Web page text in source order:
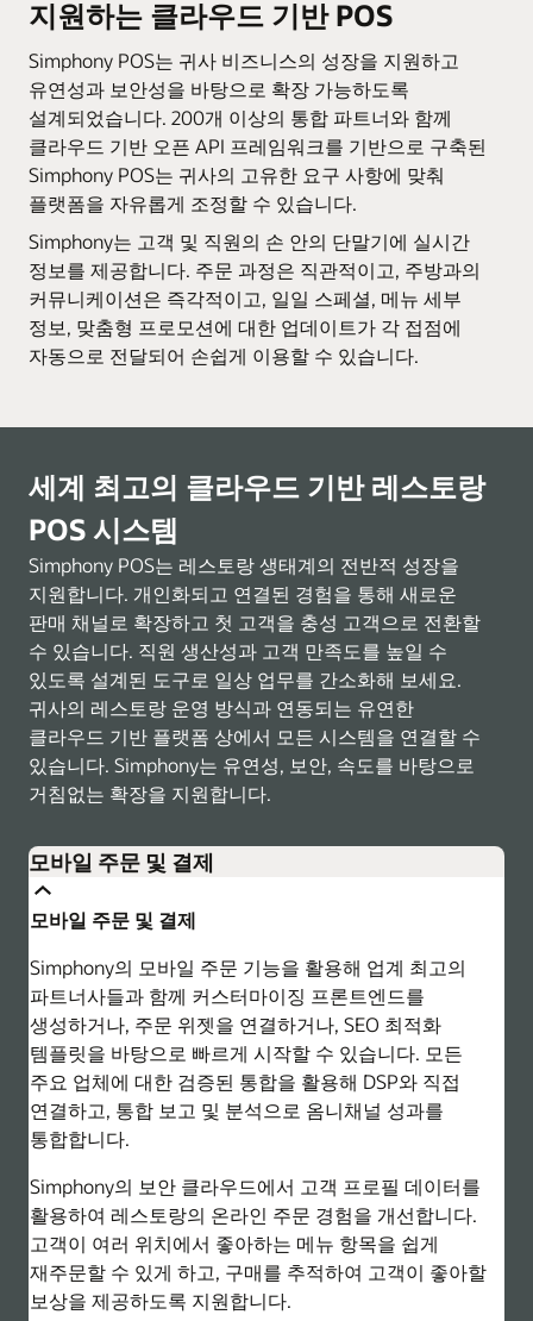
지원하는 클라우드 기반 POS
Simphony POS는 귀사 비즈니스의 성장을 지원하고
유연성과 보안성을 바탕으로 확장 가능하도록
설계되었습니다. 200개 이상의 통합 파트너와 함께
클라우드 기반 오픈 API 프레임워크를 기반으로 구축된
Simphony POS는 귀사의 고유한 요구 사항에 맞춰
플랫폼을 자유롭게 조정할 수 있습니다.
Simphony는 고객 및 직원의 손 안의 단말기에 실시간
정보를 제공합니다. 주문 과정은 직관적이고, 주방과의
커뮤니케이션은 즉각적이고, 일일 스페셜, 메뉴 세부
정보, 맞춤형 프로모션에 대한 업데이트가 각 접점에
자동으로 전달되어 손쉽게 이용할 수 있습니다.
세계 최고의 클라우드 기반 레스토랑
POS 시스템
Simphony POS는 레스토랑 생태계의 전반적 성장을
지원합니다. 개인화되고 연결된 경험을 통해 새로운
판매 채널로 확장하고 첫 고객을 충성 고객으로 전환할
수 있습니다. 직원 생산성과 고객 만족도를 높일 수
있도록 설계된 도구로 일상 업무를 간소화해 보세요.
귀사의 레스토랑 운영 방식과 연동되는 유연한
클라우드 기반 플랫폼 상에서 모든 시스템을 연결할 수
있습니다. Simphony는 유연성, 보안, 속도를 바탕으로
거침없는 확장을 지원합니다.
모바일 주문 및 결제
모바일 주문 및 결제
Simphony의 모바일 주문 기능을 활용해 업계 최고의
파트너사들과 함께 커스터마이징 프론트엔드를
생성하거나, 주문 위젯을 연결하거나, SEO 최적화
템플릿을 바탕으로 빠르게 시작할 수 있습니다. 모든
주요 업체에 대한 검증된 통합을 활용해 DSP와 직접
연결하고, 통합 보고 및 분석으로 옴니채널 성과를
통합합니다.
Simphony의 보안 클라우드에서 고객 프로필 데이터를
활용하여 레스토랑의 온라인 주문 경험을 개선합니다.
고객이 여러 위치에서 좋아하는 메뉴 항목을 쉽게
재주문할 수 있게 하고, 구매를 추적하여 고객이 좋아할
보상을 제공하도록 지원합니다.